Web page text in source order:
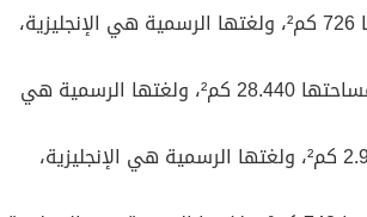
– كيريباتي، وعاصمتها تاراوا، وتبلغ مساحتها 726 كم²، ولغتها الرسمية هي الإنجليزية،
– جزر سولومون، وعاصمتها هو نيارا، وتبلغ مساحتها 28.440 كم²، ولغتها الرسمية هي
– ساموا، وعاصمتها أبيا، وتبلغ مساحتها 2.934 كم²، ولغتها الرسمية هي الإنجليزية،